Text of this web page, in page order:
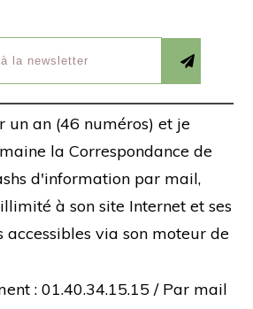
un an (46 numéros) et je
la Correspondance de
d'information par mail,
à son site Internet et ses
accessibles via son moteur de
: 01.40.34.15.15 / Par mail